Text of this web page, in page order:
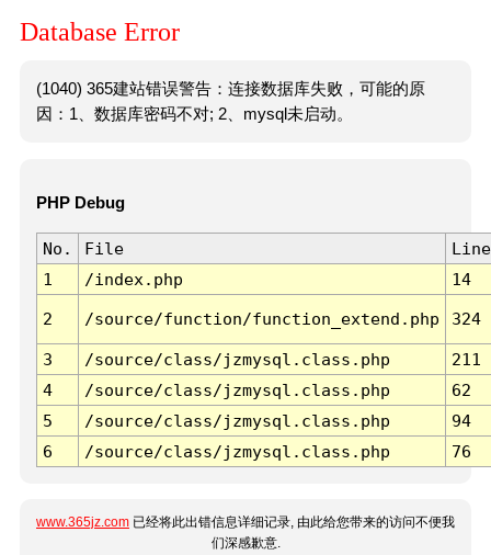
Database Error
(1040) 365建站错误警告：连接数据库失败，可能的原
因：1、数据库密码不对; 2、mysql未启动。
PHP Debug
No. File
Line
1
/index.php 14
2 /source/function/function_extend.php 324
3 /source/class/jzmysql.class.php
211
4
/source/class/jzmysql.class.php
62
5
/source/class/jzmysql.class.php
94
6
/source/class/jzmysql.class.php 76
www.365jz.com 已经将此出错信息详细记录, 由此给您带来的访问不便我
们深感歉意.